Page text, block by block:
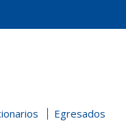
Egresados